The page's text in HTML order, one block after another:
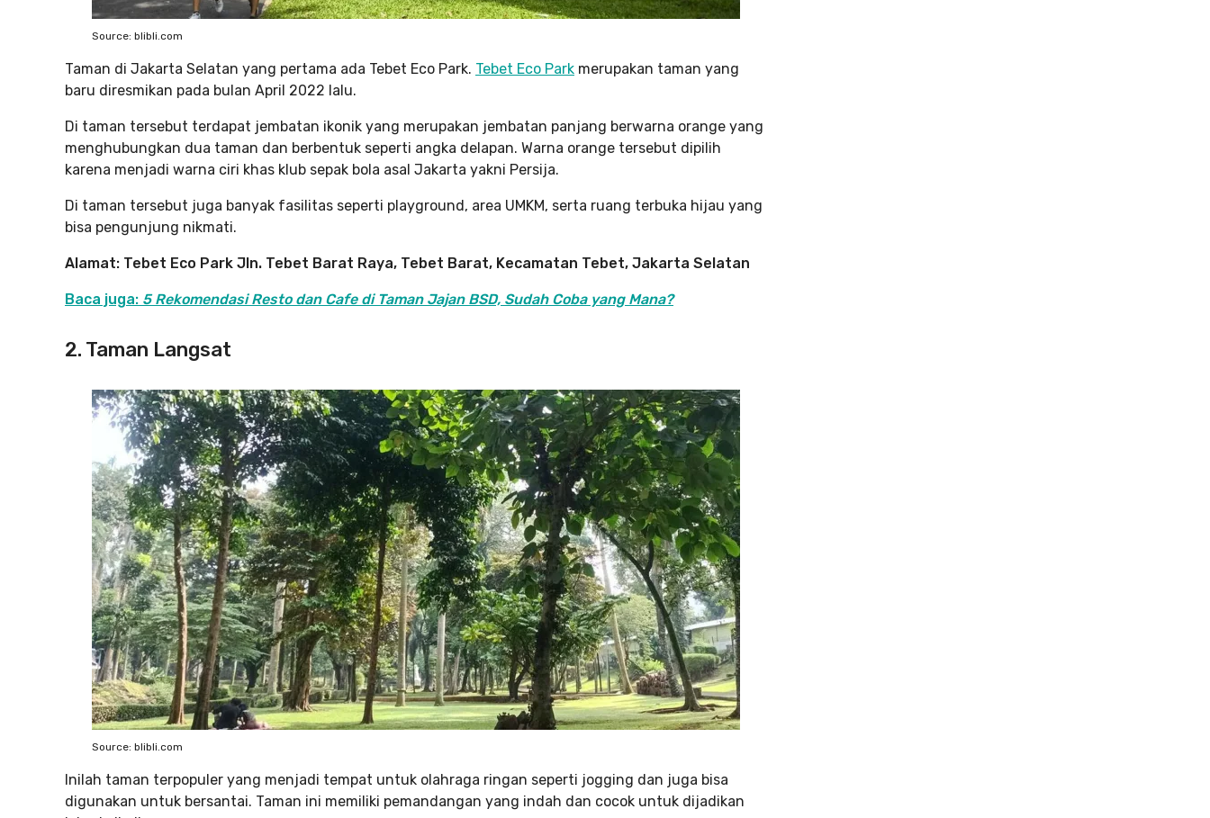
Source: blibli.com
Taman di Jakarta Selatan yang pertama ada Tebet Eco Park. Tebet Eco Park merupakan taman yang
baru diresmikan pada bulan April 2022 lalu.
Di taman tersebut terdapat jembatan ikonik yang merupakan jembatan panjang berwarna orange yang
menghubungkan dua taman dan berbentuk seperti angka delapan. Warna orange tersebut dipilih
karena menjadi warna ciri khas klub sepak bola asal Jakarta yakni Persija.
Di taman tersebut juga banyak fasilitas seperti playground, area UMKM, serta ruang terbuka hijau yang
bisa pengunjung nikmati.
Alamat: Tebet Eco Park Jln. Tebet Barat Raya, Tebet Barat, Kecamatan Tebet, Jakarta Selatan
Baca juga: 5 Rekomendasi Resto dan Cafe di Taman Jajan BSD, Sudah Coba yang Mana?
2. Taman Langsat
Source: blibli.com
Inilah taman terpopuler yang menjadi tempat untuk olahraga ringan seperti jogging dan juga bisa
digunakan untuk bersantai. Taman ini memiliki pemandangan yang indah dan cocok untuk dijadikan